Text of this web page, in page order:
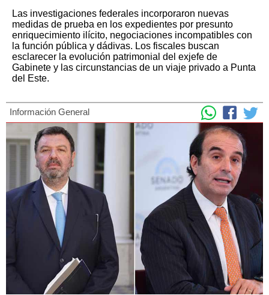
Las investigaciones federales incorporaron nuevas
medidas de prueba en los expedientes por presunto
enriquecimiento ilícito, negociaciones incompatibles con
la función pública y dádivas. Los fiscales buscan
esclarecer la evolución patrimonial del exjefe de
Gabinete y las circunstancias de un viaje privado a Punta
del Este.
Información General